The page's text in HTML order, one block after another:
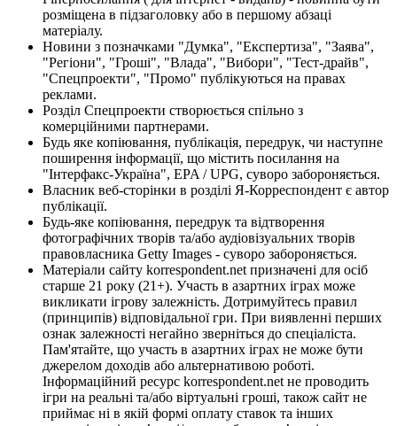
розміщена в підзаголовку або в першому абзаці
матеріалу.
Новини з позначками "Думка", "Експертиза", "Заява",
"Регіони", "Гроші", "Влада", "Вибори", "Тест-драйв",
"Спецпроекти", "Промо" публікуються на правах
реклами.
Розділ Спецпроекти створюється спільно з
комерційними партнерами.
Будь яке копіювання, публікація, передрук, чи наступне
поширення інформації, що містить посилання на
"Інтерфакс-Україна", EPA / UPG, суворо забороняється.
Власник веб-сторінки в розділі Я-Корреспондент є автор
публікації.
Будь-яке копіювання, передрук та відтворення
фотографічних творів та/або аудіовізуальних творів
правовласника Getty Images - суворо забороняється.
Матеріали сайту korrespondent.net призначені для осіб
старше 21 року (21+). Участь в азартних іграх може
викликати ігрову залежність. Дотримуйтесь правил
(принципів) відповідальної гри. При виявленні перших
ознак залежності негайно зверніться до спеціаліста.
Пам'ятайте, що участь в азартних іграх не може бути
джерелом доходів або альтернативою роботі.
Інформаційний ресурс korrespondent.net не проводить
ігри на реальні та/або віртуальні гроші, також сайт не
приймає ні в якій формі оплату ставок та інших